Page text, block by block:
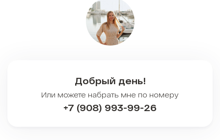
Добрый день!
Или можете набрать мне по номеру
+7 (908) 993-99-26